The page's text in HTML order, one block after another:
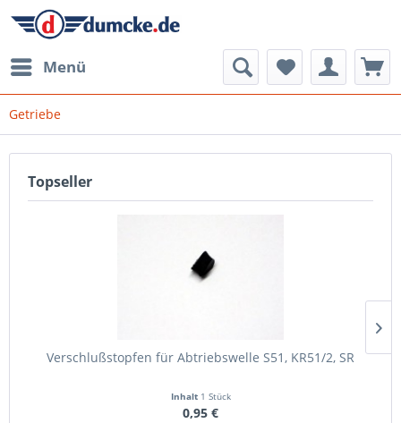
Menü
Getriebe
Topseller
Verschlußstopfen für Abtriebswelle S51, KR51/2, SR
Inhalt 1 Stück
0,95 €